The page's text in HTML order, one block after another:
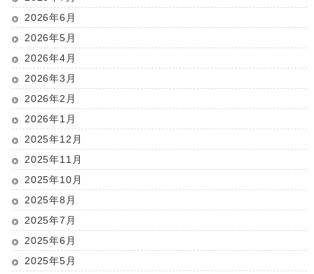
2026年6月
2026年5月
2026年4月
2026年3月
2026年2月
2026年1月
2025年12月
2025年11月
2025年10月
2025年8月
2025年7月
2025年6月
2025年5月